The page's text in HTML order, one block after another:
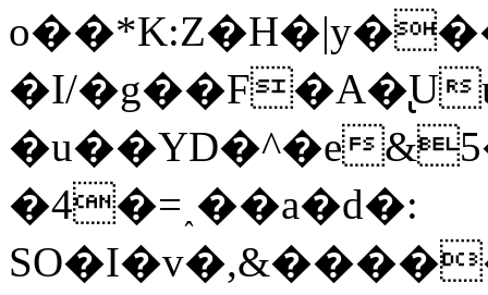
�I/�g��F�A�̢U
�u��YD�^�e
�4�=˰��a�d�: